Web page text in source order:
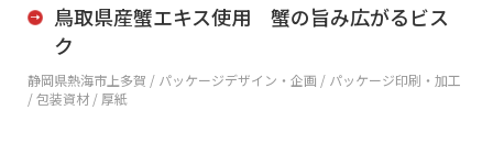
鳥取県産蟹エキス使用 蟹の旨み広がるビス
ク
静岡県熱海市上多賀 / パッケージデザイン・企画 / パッケージ印刷・加工
/ 包装資材 / 厚紙